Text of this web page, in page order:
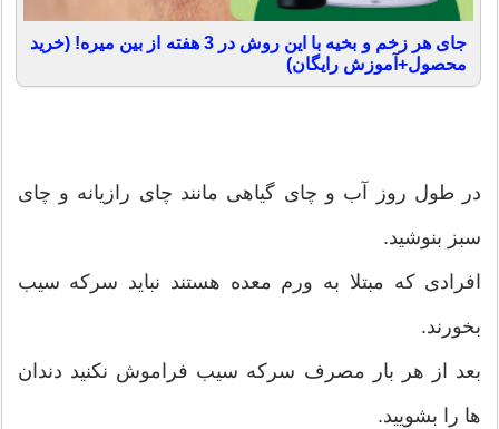
جای هر زخم و بخیه با این روش در 3 هفته از بین میره! (خرید
محصول+آموزش رایگان)
در طول روز آب و چای گیاهی مانند چای رازیانه و چای
سبز بنوشید.
افرادی که مبتلا به ورم معده هستند نباید سرکه سیب
بخورند.
بعد از هر بار مصرف سرکه سیب فراموش نکنید دندان
ها را بشویید.